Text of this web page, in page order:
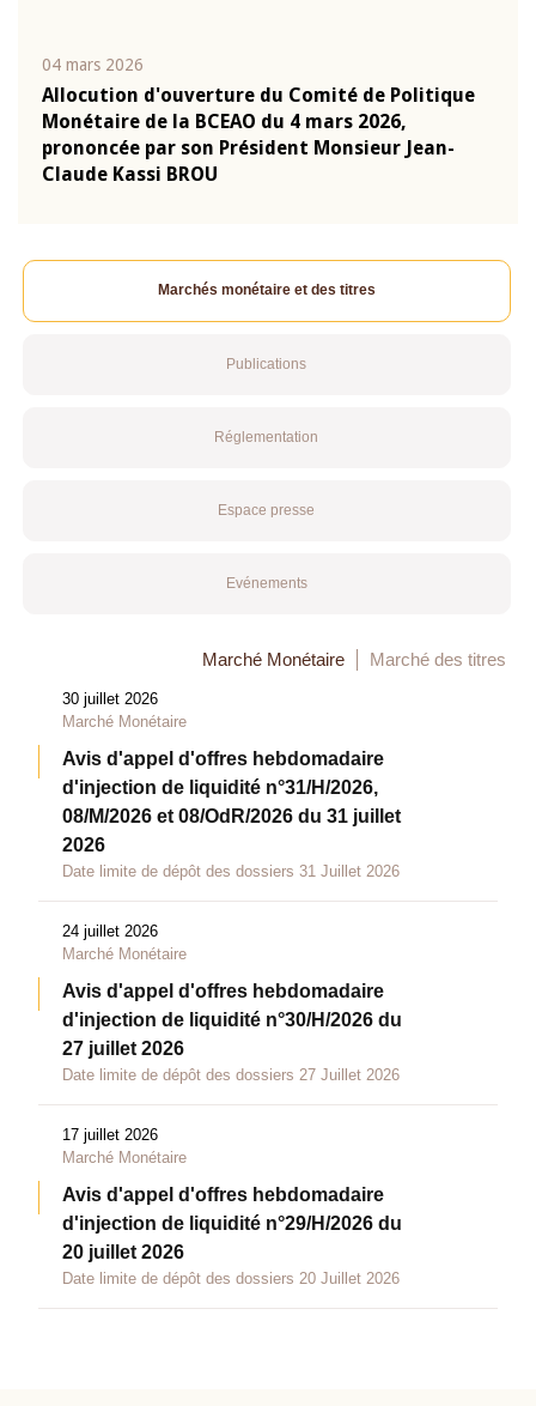
04 mars 2026
Allocution d'ouverture du Comité de Politique
Monétaire de la BCEAO du 4 mars 2026,
prononcée par son Président Monsieur Jean-
Claude Kassi BROU
Marchés monétaire et des titres
Publications
Réglementation
Espace presse
Evénements
Marché Monétaire Marché des titres
30 juillet 2026
Marché Monétaire
Avis d'appel d'offres hebdomadaire
d'injection de liquidité n°31/H/2026,
08/M/2026 et 08/OdR/2026 du 31 juillet
2026
Date limite de dépôt des dossiers 31 Juillet 2026
24 juillet 2026
Marché Monétaire
Avis d'appel d'offres hebdomadaire
d'injection de liquidité n°30/H/2026 du
27 juillet 2026
Date limite de dépôt des dossiers 27 Juillet 2026
17 juillet 2026
Marché Monétaire
Avis d'appel d'offres hebdomadaire
d'injection de liquidité n°29/H/2026 du
20 juillet 2026
Date limite de dépôt des dossiers 20 Juillet 2026